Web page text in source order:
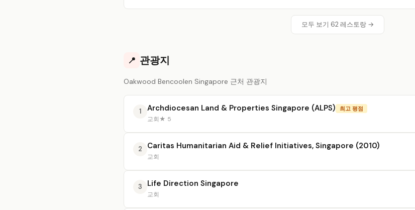
모두 보기 62 레스토랑 →
📍 관광지
Oakwood Bencoolen Singapore 근처 관광지
1 Archdiocesan Land & Properties Singapore (ALPS) 최고 평점
교회★ 5
2 Caritas Humanitarian Aid & Relief Initiatives, Singapore (2010)
교회
3 Life Direction Singapore
교회